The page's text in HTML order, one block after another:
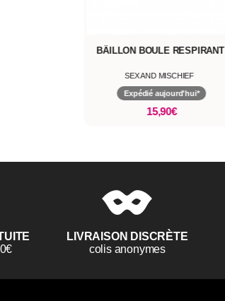
BÂILLON BOULE RESPIRANT
SEX AND MISCHIEF
Expédié aujourd'hui*
15,90€
LIVRAISON DISCRÈTE
colis anonymes